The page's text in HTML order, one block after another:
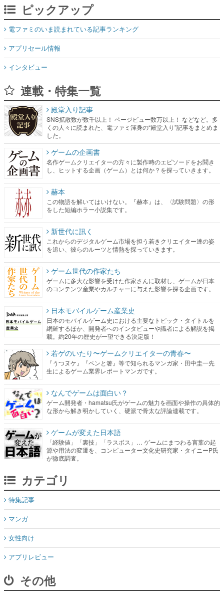
ピックアップ
電ファミのいま読まれている記事ランキング
アプリセール情報
インタビュー
連載・特集一覧
殿堂入り記事
SNS拡散数が数千以上！ ページビュー数万以上！ などなど。多
くの人々に読まれた、電ファミ渾身の“殿堂入り”記事をまとめま
した。
ゲームの企画書
名作ゲームクリエイターの方々に製作時のエピソードをお聞き
し、ヒットする企画（ゲーム）とは何か？を探っていきます。
赫本
この物語を解いてはいけない。『赫本』は、〈試験問題〉の形
をした短編ホラー小説集です。
新世代に訊く
これからのデジタルゲーム市場を担う若きクリエイター達の姿
を追い、彼らのルーツと情熱を探っていきます。
ゲーム世代の作家たち
ゲームに多大な影響を受けた作家さんに取材し、ゲームが日本
のコンテンツ産業やカルチャーに与えた影響を探る企画です。
日本モバイルゲーム産業史
日本のモバイルゲーム史における主要なトピック・タイトルを
網羅するほか、開発者へのインタビューや識者による解説を掲
載。約20年の歴史が一望できる決定版！
若ゲのいたり〜ゲームクリエイターの青春〜
『うつヌケ』『ペンと箸』等で知られるマンガ家・田中圭一先
生によるゲーム業界レポートマンガです。
なんでゲームは面白い？
ゲーム開発者・hamatsu氏がゲームの魅力を画面や操作の具体的
な形から解き明かしていく、硬派で骨太な評論連載です。
ゲームが変えた日本語
「経験値」「裏技」「ラスボス」… ゲームにまつわる言葉の起
源や用法の変遷を、コンピューター文化史研究家・タイニーP氏
が徹底調査。
カテゴリ
特集記事
マンガ
女性向け
アプリレビュー
その他